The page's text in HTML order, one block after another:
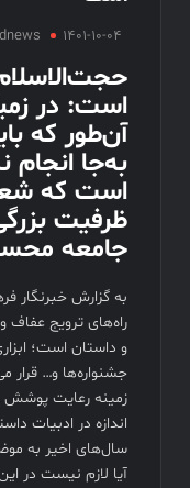
1401-10-04
است: در
آن‌طور که
به‌جا انجام
است که
ظرفیت
جامعه
راه‌های ترویج عفاف
و داستان است؛
جشنواره‌ها و… قرار
زمینه رعایت پوشش
اندازه در ادبیات
سال‌های اخیر به
آیا لازم نیست در